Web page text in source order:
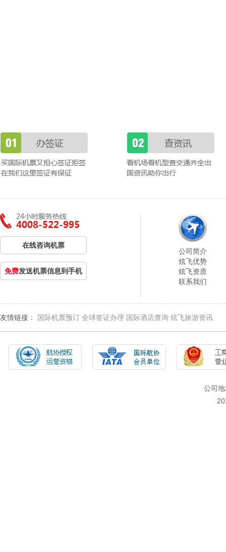
在线咨询机票
免费发送机票信息到手机
公司简介
炫飞优势
炫飞资质
联系我们
友情链接： 国际机票预订 全球签证办理 国际酒店查询 炫飞旅游资讯
公司